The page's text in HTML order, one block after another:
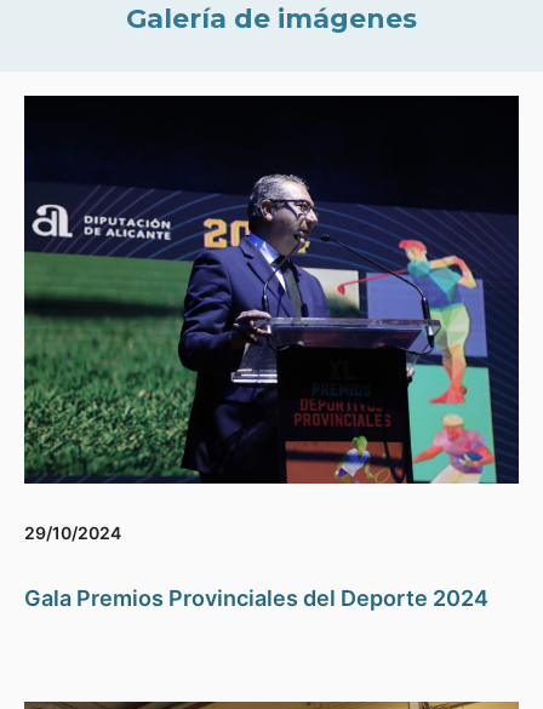
Galería de imágenes
29/10/2024
Gala Premios Provinciales del Deporte 2024